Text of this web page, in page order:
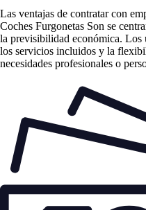
Las ventajas de contratar con
Coches Furgonetas Son se
la previsibilidad económica. Los
los servicios incluidos y la
necesidades profesionales o